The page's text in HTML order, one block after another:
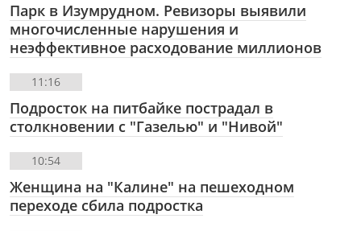
Парк в Изумрудном. Ревизоры выявили
многочисленные нарушения и
неэффективное расходование миллионов
11:16
Подросток на питбайке пострадал в
столкновении с "Газелью" и "Нивой"
10:54
Женщина на "Калине" на пешеходном
переходе сбила подростка